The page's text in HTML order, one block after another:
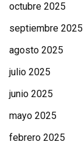
octubre 2025
septiembre 2025
agosto 2025
julio 2025
junio 2025
mayo 2025
febrero 2025